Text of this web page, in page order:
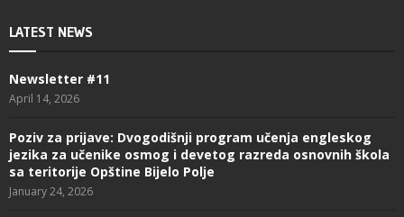
LATEST NEWS
Newsletter #11
April 14, 2026
Poziv za prijave: Dvogodišnji program učenja engleskog
jezika za učenike osmog i devetog razreda osnovnih škola
sa teritorije Opštine Bijelo Polje
January 24, 2026